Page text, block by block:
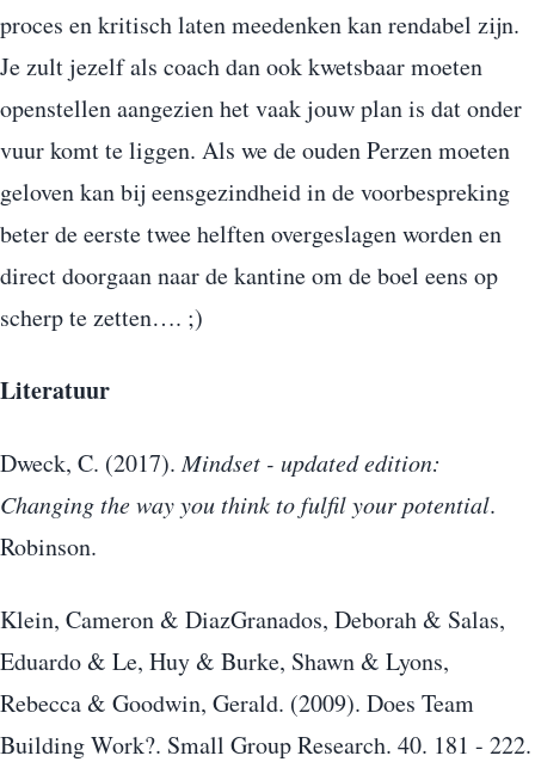
proces en kritisch laten meedenken kan rendabel zijn.
Je zult jezelf als coach dan ook kwetsbaar moeten
openstellen aangezien het vaak jouw plan is dat onder
vuur komt te liggen. Als we de ouden Perzen moeten
geloven kan bij eensgezindheid in de voorbespreking
beter de eerste twee helften overgeslagen worden en
direct doorgaan naar de kantine om de boel eens op
scherp te zetten…. ;)
Literatuur
Dweck, C. (2017).Mindset - updated edition:
Changing the way you think to fulfil your potential.
Robinson.
Klein, Cameron & DiazGranados, Deborah & Salas,
Eduardo & Le, Huy & Burke, Shawn & Lyons,
Rebecca & Goodwin, Gerald. (2009). Does Team
Building Work?. Small Group Research. 40. 181 - 222.